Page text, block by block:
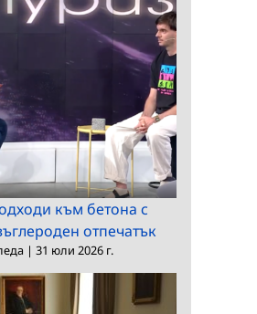
към бетона с
отпечатък
| 31 юли 2026 г.